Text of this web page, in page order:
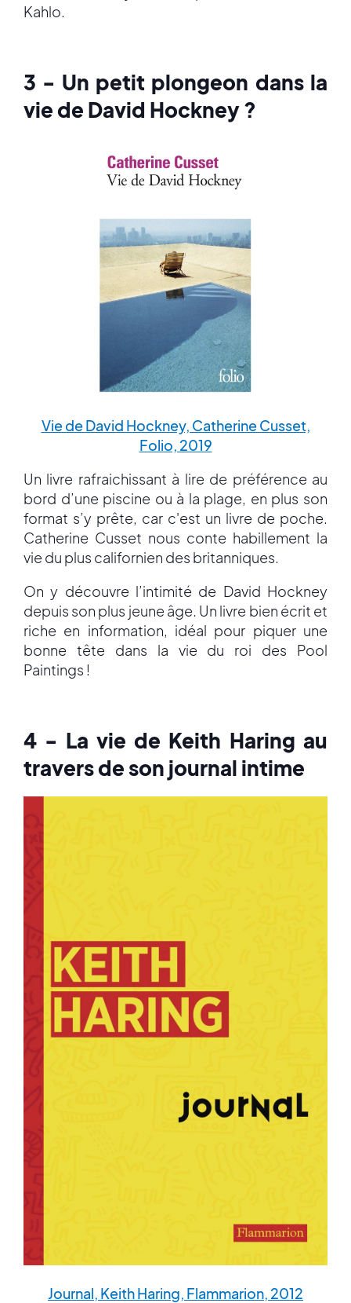
Kahlo.
3 - Un petit plongeon dans la
vie de David Hockney ?
Vie de David Hockney, Catherine Cusset,
Folio, 2019
Un livre rafraichissant à lire de préférence au
bord d’une piscine ou à la plage, en plus son
format s’y prête, car c'est un livre de poche.
Catherine Cusset nous conte habillement la
vie du plus californien des britanniques.
On y découvre l’intimité de David Hockney
depuis son plus jeune âge. Un livre bien écrit et
riche en information, idéal pour piquer une
bonne tête dans la vie du roi des Pool
Paintings !
4 - La vie de Keith Haring au
travers de son journal intime
Journal, Keith Haring, Flammarion, 2012